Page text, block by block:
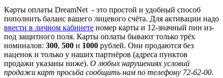
Карты оплаты DreamNet - это простой и удобный способ
пополнить баланс вашего лицевого счёта. Для активации надо
ввести в личном кабинете номер карты и 12-значный пин из-
под защитного поля. Карты оплаты бывают только трёх
номиналов: 300, 500 и 1000 рублей. Они продаются без
наценок и только у наших партнёров (адреса пунктов
продажи указаны ниже). О любых нарушениях условий
продажи карт просьба сообщить нам по телефону 72-62-00.